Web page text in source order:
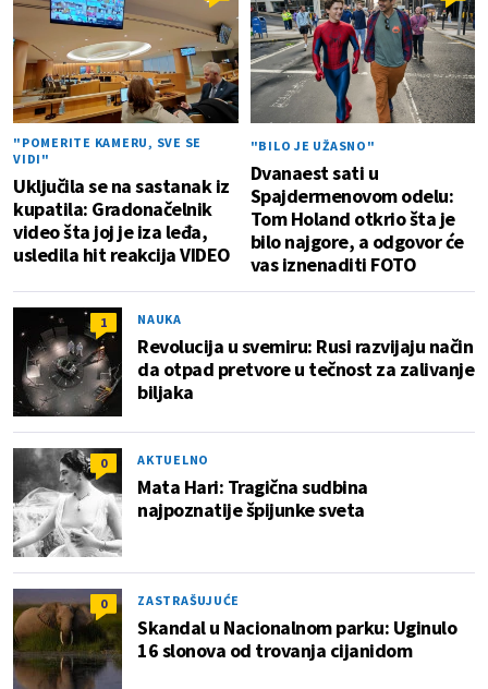
"POMERITE KAMERU, SVE SE
VIDI"
Uključila se na sastanak iz
kupatila: Gradonačelnik
video šta joj je iza leđa,
usledila hit reakcija VIDEO
"BILO JE UŽASNO"
Dvanaest sati u
Spajdermenovom odelu:
Tom Holand otkrio šta je
bilo najgore, a odgovor će
vas iznenaditi FOTO
1 NAUKA
Revolucija u svemiru: Rusi razvijaju način
da otpad pretvore u tečnost za zalivanje
biljaka
0 AKTUELNO
Mata Hari: Tragična sudbina
najpoznatije špijunke sveta
0 ZASTRAŠUJUĆE
Skandal u Nacionalnom parku: Uginulo
16 slonova od trovanja cijanidom